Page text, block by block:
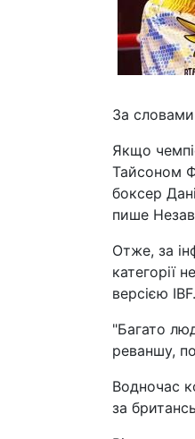
За
Якщо
Тайсоном
боксер
пише
Отже, за
категорії
версією IBF.
"Багато
реваншу,
Водночас
за